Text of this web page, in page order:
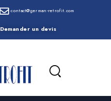
contact@german-retrofit.com
Demander un devis